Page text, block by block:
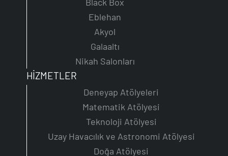
Eblehan
Akyol
Galaaltı
Nikah Salonları
HİZMETLER
Deneyap Atölyeleri
Matematik Atölyesi
Teknoloji Atölyesi
Uzay Havacılık ve Astronomi Atölyesi
Doğa Atölyesi